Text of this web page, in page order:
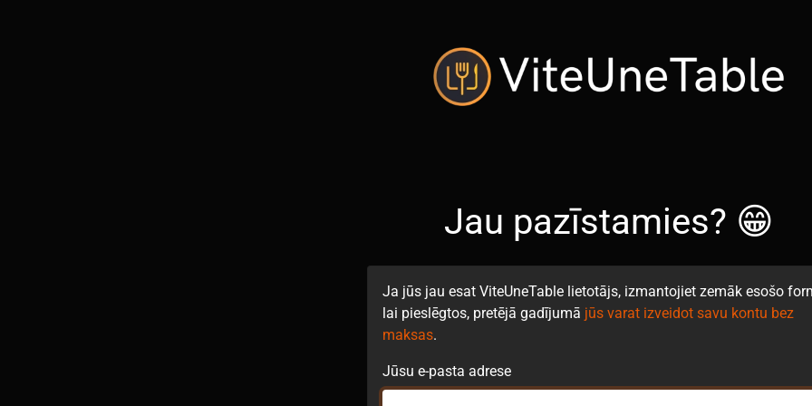
Jau pazīstamies? 😁
Ja jūs jau esat ViteUneTable lietotājs, izmantojiet zemāk esošo
lai pieslēgtos, pretējā gadījumā jūs varat izveidot savu kontu bez
maksas.
Jūsu e-pasta adrese